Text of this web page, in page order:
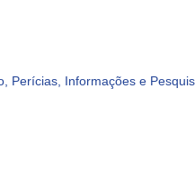
Informações e